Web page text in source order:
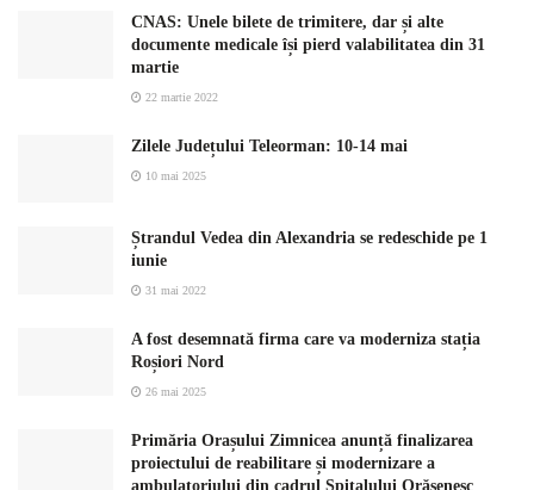
CNAS: Unele bilete de trimitere, dar și alte
documente medicale își pierd valabilitatea din 31
martie
22 martie 2022
Zilele Județului Teleorman: 10-14 mai
10 mai 2025
Ștrandul Vedea din Alexandria se redeschide pe 1
iunie
31 mai 2022
A fost desemnată firma care va moderniza stația
Roșiori Nord
26 mai 2025
Primăria Orașului Zimnicea anunță finalizarea
proiectului de reabilitare și modernizare a
ambulatoriului din cadrul Spitalului Orășenesc